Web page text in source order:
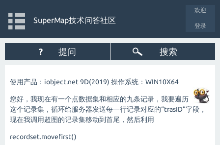
欢迎
登录
SuperMap技术问答社区
? 提问 搜索
使用产品：iobject.net 9D(2019) 操作系统：WIN10X64
您好，我现在有一个点数据集和相应的九条记录，我要遍历
这个记录集，循环给服务器发送每一行记录对应的“trasID”字段，
现在我调用超图的记录集移动到首尾，然后利用
recordset.movefirst()